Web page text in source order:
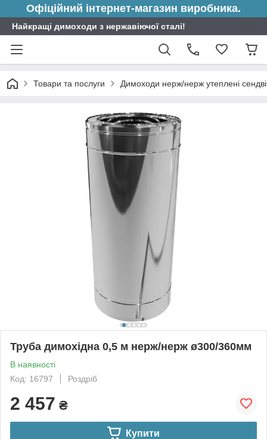
Офіційний інтернет-магазин виробника.
Найкращі димоходи з нержавіючої сталі!
Товари та послуги Димоходи нерж/нерж утеплені
Труба димохідна 0,5 м нерж/нерж ø300/360мм
В наявності
Код: 16797
Роздріб
2 457 ₴
Купити